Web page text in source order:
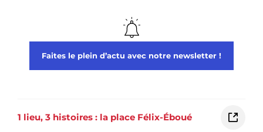
Faites le plein d’actu avec notre newsletter !
1 lieu, 3 histoires : la place Félix-Éboué